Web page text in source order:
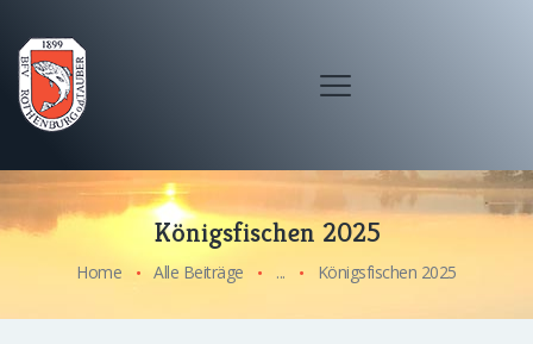
Königsfischen 2025
Home Alle Beiträge ... Königsfischen 2025